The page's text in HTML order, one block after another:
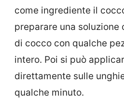
come ingrediente il
preparare una soluzione
di cocco con qualche
intero. Poi si può
direttamente sulle
qualche minuto.